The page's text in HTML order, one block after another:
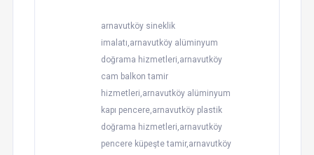
arnavutköy sineklik
imalatı,arnavutköy alüminyum
doğrama hizmetleri,arnavutköy
cam balkon tamir
hizmetleri,arnavutköy alüminyum
kapı pencere,arnavutköy plastik
doğrama hizmetleri,arnavutköy
pencere küpeşte tamir,arnavutköy